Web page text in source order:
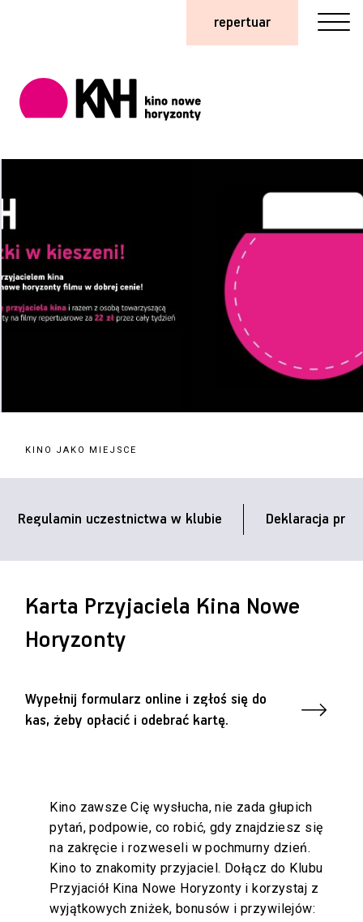
repertuar
Regulamin uczestnictwa w klubie Deklaracja
KINO JAKO MIEJSCE
Karta Przyjaciela Kina Nowe
Horyzonty
Wypełnij formularz online i zgłoś się do
kas, żeby opłacić i odebrać kartę.
Kino zawsze Cię wysłucha, nie zada głupich
pytań, podpowie, co robić, gdy znajdziesz się
na zakręcie i rozweseli w pochmurny dzień.
Kino to znakomity przyjaciel. Dołącz do Klubu
Przyjaciół Kina Nowe Horyzonty i korzystaj z
wyjątkowych zniżek, bonusów i przywilejów: